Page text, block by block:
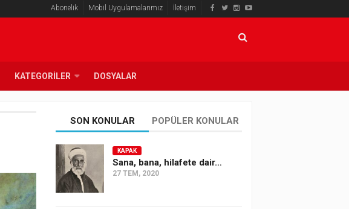
Abonelik Mobil Uygulamalarımız İletişim
KATEGORILER DOSYALAR
SON KONULAR POPÜLER KONULAR
KAPAK
Sana, bana, hilafete dair…
27 TEM, 2020